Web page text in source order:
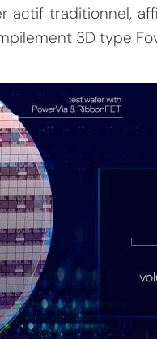
actif traditionnel,
3D type